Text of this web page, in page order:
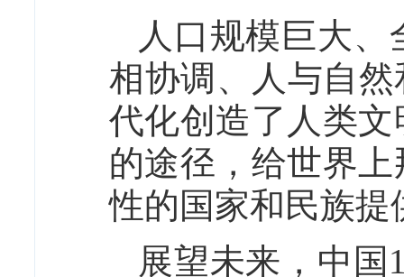
人口规模巨大
相协调、人与自
代化创造了人类
的途径，给世界
性的国家和民族提
展望未来，中